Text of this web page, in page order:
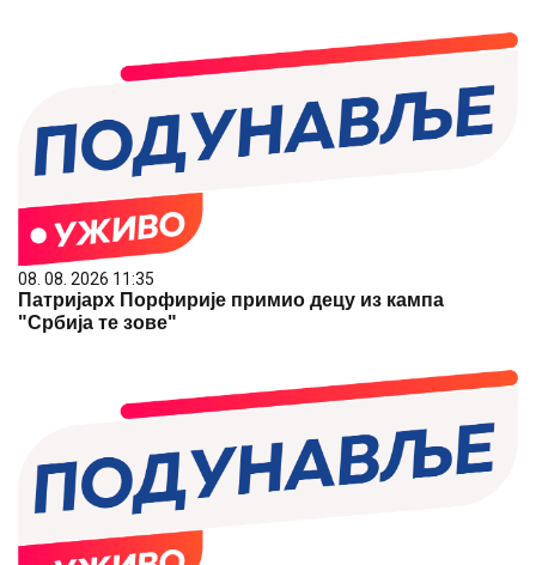
08. 08. 2026 11:35
Патријарх Порфирије примио децу из кампа
"Србија те зове"